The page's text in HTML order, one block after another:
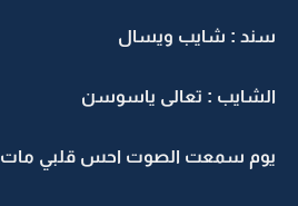
سند : شايب ويسال
الشايب : تعالى ياسوسن
يوم سمعت الصوت احس قلبي مات